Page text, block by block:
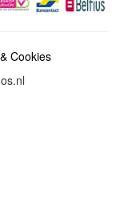
Cookies